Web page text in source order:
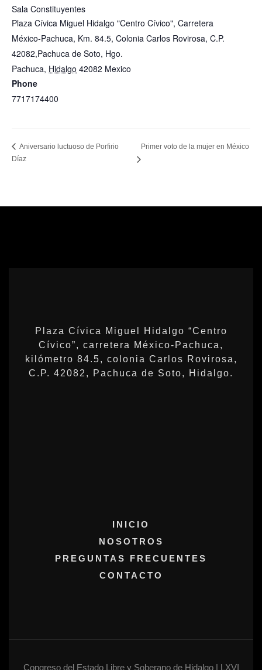
Sala Constituyentes
Plaza Cívica Miguel Hidalgo "Centro Cívico", Carretera
México-Pachuca, Km. 84.5, Colonia Carlos Rovirosa, C.P.
42082,Pachuca de Soto, Hgo.
Pachuca, Hidalgo 42082 Mexico
Phone
7717174400
Aniversario luctuoso de Porfirio
Díaz
Primer voto de la mujer en México
Plaza Cívica Miguel Hidalgo “Centro
Cívico”, carretera México-Pachuca,
kilómetro 84.5, colonia Carlos Rovirosa,
C.P. 42082, Pachuca de Soto, Hidalgo.
INICIO
NOSOTROS
PREGUNTAS FRECUENTES
CONTACTO
Congreso del Estado Libre y Soberano de Hidalgo | LXVI